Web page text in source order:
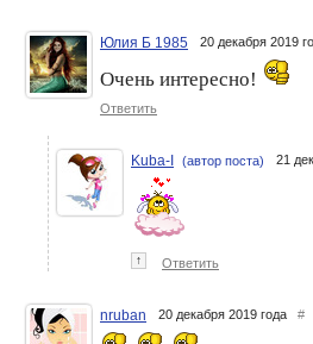
Юлия Б 1985 20 декабря 2019
Очень интересно!
Ответить
Kuba-I (автор поста) 21
↑ Ответить
nruban 20 декабря 2019 года #